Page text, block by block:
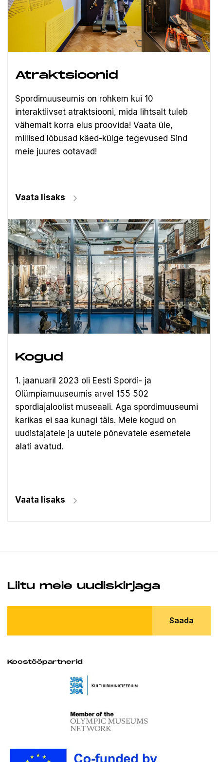
Atraktsioonid
Spordimuuseumis on rohkem kui 10
interaktiivset atraktsiooni, mida lihtsalt tuleb
vähemalt korra elus proovida! Vaata üle,
millised lõbusad käed-külge tegevused Sind
meie juures ootavad!
Vaata lisaks
Kogud
1. jaanuaril 2023 oli Eesti Spordi- ja
Olümpiamuuseumis arvel 155 502
spordiajaloolist museaali. Aga spordimuuseumi
karikas ei saa kunagi täis. Meie kogud on
uudistajatele ja uutele põnevatele esemetele
alati avatud.
Vaata lisaks
Liitu meie uudiskirjaga
Saada
Koostööpartnerid